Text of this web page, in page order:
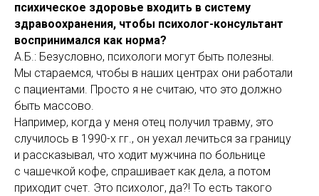
психическое здоровье входить в систему
здравоохранения, чтобы психолог-консультант
воспринимался как норма?
А.Б.: Безусловно, психологи могут быть полезны.
Мы стараемся, чтобы в наших центрах они работали
с пациентами. Просто я не считаю, что это должно
быть массово.
Например, когда у меня отец получил травму, это
случилось в 1990-х гг., он уехал лечиться за границу
и рассказывал, что ходит мужчина по больнице
с чашечкой кофе, спрашивает как дела, а потом
приходит счет. Это психолог, да?! То есть такого